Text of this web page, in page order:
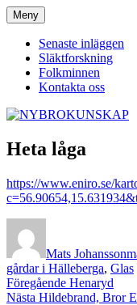
Hoppa
till
innehåll
NYBROKUNSKAP
Meny
Senaste inläggen
Släktforskning
Folkminnen
Kontakta oss
Heta låga
https://www.eniro.se/
Mats Johansson
gårdar i Hälleberga, Glas
Föregående Föregående
inlägg:
Henaryd
Nästa Nästa
Hildebrand, Bror